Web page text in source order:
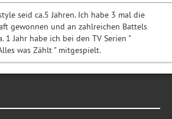
seid ca.5 Jahren. Ich habe 3 mal die
gewonnen und an zahlreichen Battels
1 Jahr habe ich bei den TV Serien "
was Zählt " mitgespielt.